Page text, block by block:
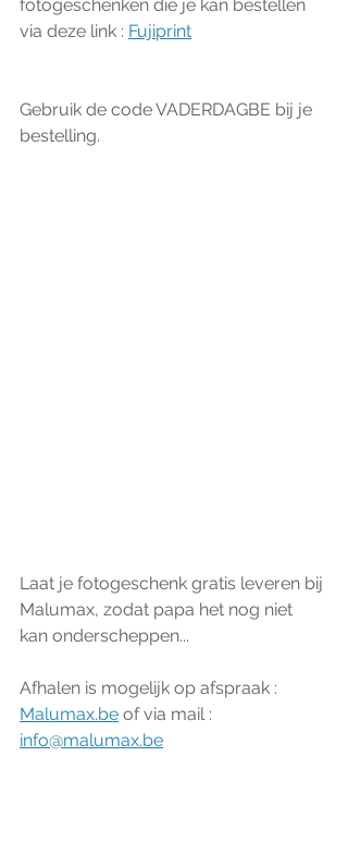
fotogeschenken die je kan bestellen
via deze link : Fujiprint
Gebruik de code VADERDAGBE bij je
bestelling.
Laat je fotogeschenk gratis leveren bij
Malumax, zodat papa het nog niet
kan onderscheppen...
Afhalen is mogelijk op afspraak :
Malumax.be of via mail :
info@malumax.be